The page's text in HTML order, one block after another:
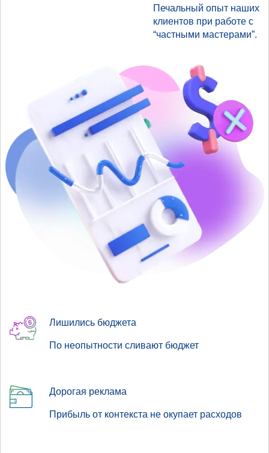
Печальный опыт наших
клиентов при работе с
“частными мастерами”.
Лишились бюджета
По неопытности сливают бюджет
Дорогая реклама
Прибыль от контекста не окупает расходов